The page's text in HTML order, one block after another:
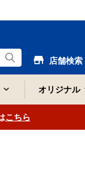
店舗検索
オリジナル
こちら